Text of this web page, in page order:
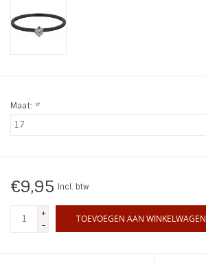
Fashion
Ohlala Jewels
INSPIRATIE
Maat: *
€9,95 Incl. btw
+
-
TOEVOEGEN AAN WINKELWAGEN